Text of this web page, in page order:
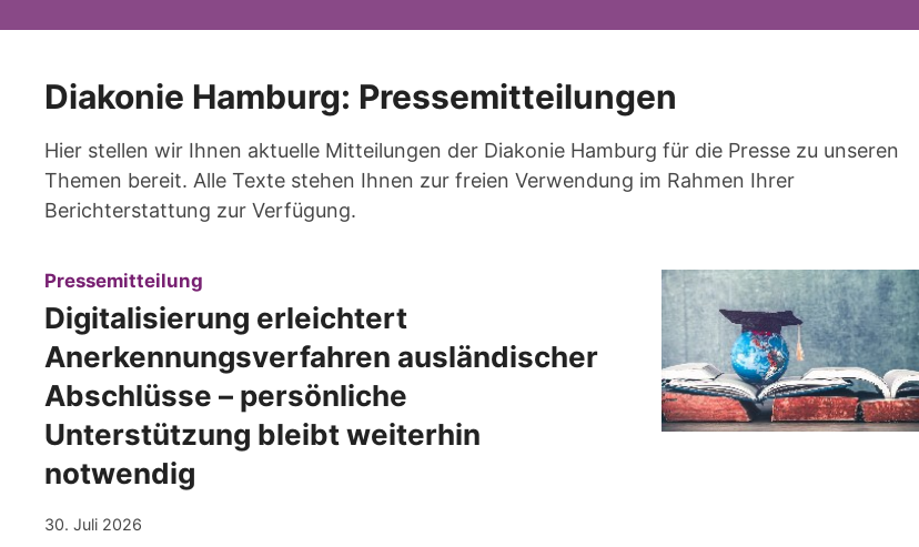
Diakonie Hamburg: Pressemitteilungen
Hier stellen wir Ihnen aktuelle Mitteilungen der Diakonie Hamburg für die Presse zu unseren
Themen bereit. Alle Texte stehen Ihnen zur freien Verwendung im Rahmen Ihrer
Berichterstattung zur Verfügung.
Pressemitteilung
Digitalisierung erleichtert
Anerkennungsverfahren ausländischer
Abschlüsse – persönliche
Unterstützung bleibt weiterhin
notwendig
30. Juli 2026